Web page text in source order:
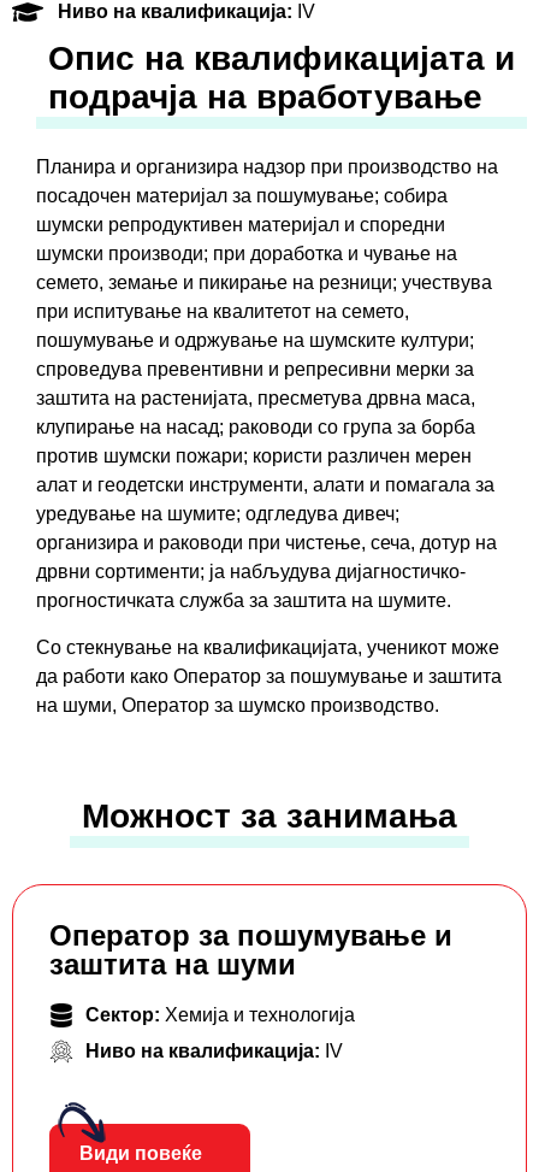
Ниво на квалификација: IV
Oпис на квалификацијата и
подрачја на вработување
Планира и организира надзор при производство на
посадочен материјал за пошумување; собира
шумски репродуктивен материјал и споредни
шумски производи; при доработка и чување на
семето, земање и пикирање на резници; учествува
при испитување на квалитетот на семето,
пошумување и одржување на шумските култури;
спроведува превентивни и репресивни мерки за
заштита на растенијата, пресметува дрвна маса,
клупирање на насад; раководи со група за борба
против шумски пожари; користи различен мерен
алат и геодетски инструменти, алати и помагала за
уредување на шумите; одгледува дивеч;
организира и раководи при чистење, сеча, дотур на
дрвни сортименти; ја набљудува дијагностичко-
прогностичката служба за заштита на шумите.
Со стекнување на квалификацијата, ученикот може
да работи како Оператор за пошумување и заштита
на шуми, Оператор за шумско производство.
Можност за занимања
Оператор за пошумување и
заштита на шуми
Сектор: Хемија и технологија
Ниво на квалификација: IV
Види повеќе